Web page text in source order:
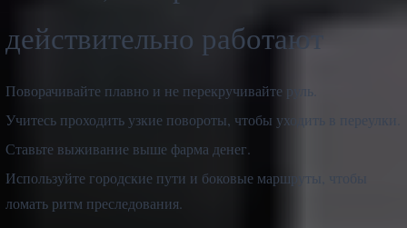
действительно работают
Поворачивайте плавно и не перекручивайте руль.
Учитесь проходить узкие повороты, чтобы уходить в переулки.
Ставьте выживание выше фарма денег.
Используйте городские пути и боковые маршруты, чтобы
ломать ритм преследования.